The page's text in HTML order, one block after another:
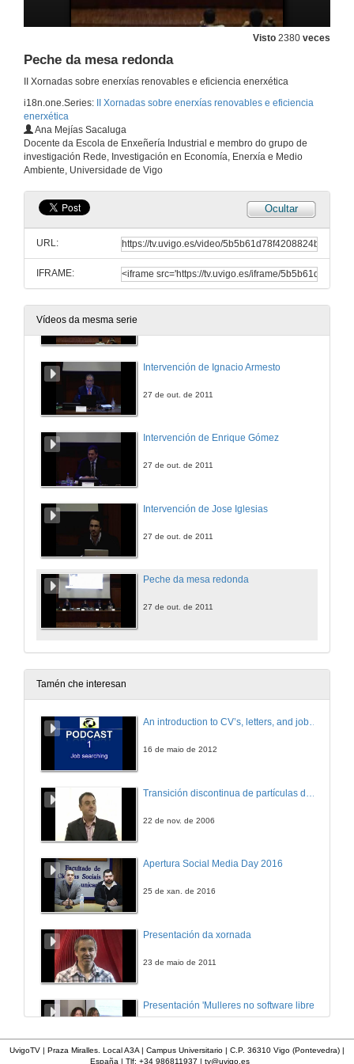
Visto 2380 veces
Peche da mesa redonda
II Xornadas sobre enerxías renovables e eficiencia enerxética
i18n.one.Series:
II Xornadas sobre enerxías renovables e eficiencia
enerxética
Ana Mejías Sacaluga
Docente da Escola de Enxeñería Industrial e membro do grupo de
investigación Rede, Investigación en Economía, Enerxía e Medio
Ambiente, Universidade de Vigo
Ocultar
URL:
IFRAME:
Vídeos da mesma serie
Presentación David Domenech
Eficiencia enerxética en accionamientos
27 de out. de 2011
Intervención de Ignacio Armesto
27 de out. de 2011
Intervención de Enrique Gómez
27 de out. de 2011
Intervención de Jose Iglesias
27 de out. de 2011
Peche da mesa redonda
27 de out. de 2011
Tamén che interesan
An introduction to CV’s, letters, and job searching
16 de maio de 2012
22 de nov. de 2006
Apertura Social Media Day 2016
25 de xan. de 2016
Presentación da xornada
23 de maio de 2011
Presentación 'Mulleres no software libre'
UvigoTV | Praza Miralles. Local A3A | Campus Universitario | C.P. 36310 Vigo (Pontevedra) |
España | Tlf: +34 986811937 | tv@uvigo.es